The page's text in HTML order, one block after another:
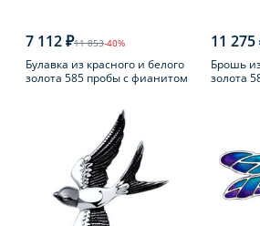
7 112 ₽11 853-40%
Булавка из красного и белого
золота 585 пробы с фианитом
11 275
Брошь
золота